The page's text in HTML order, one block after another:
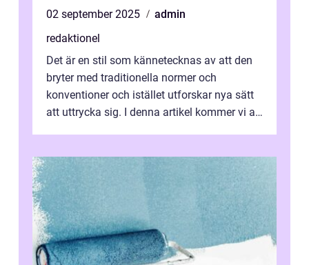
02 september 2025
admin
redaktionel
Det är en stil som kännetecknas av att den
bryter med traditionella normer och
konventioner och istället utforskar nya sätt
att uttrycka sig. I denna artikel kommer vi att